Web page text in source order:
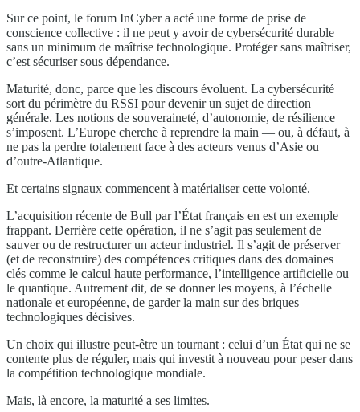
Sur ce point, le forum InCyber a acté une forme de prise de
conscience collective : il ne peut y avoir de cybersécurité durable
sans un minimum de maîtrise technologique. Protéger sans maîtriser,
c’est sécuriser sous dépendance.
Maturité, donc, parce que les discours évoluent. La cybersécurité
sort du périmètre du RSSI pour devenir un sujet de direction
générale. Les notions de souveraineté, d’autonomie, de résilience
s’imposent. L’Europe cherche à reprendre la main — ou, à défaut, à
ne pas la perdre totalement face à des acteurs venus d’Asie ou
d’outre-Atlantique.
Et certains signaux commencent à matérialiser cette volonté.
L’acquisition récente de Bull par l’État français en est un exemple
frappant. Derrière cette opération, il ne s’agit pas seulement de
sauver ou de restructurer un acteur industriel. Il s’agit de préserver
(et de reconstruire) des compétences critiques dans des domaines
clés comme le calcul haute performance, l’intelligence artificielle ou
le quantique. Autrement dit, de se donner les moyens, à l’échelle
nationale et européenne, de garder la main sur des briques
technologiques décisives.
Un choix qui illustre peut-être un tournant : celui d’un État qui ne se
contente plus de réguler, mais qui investit à nouveau pour peser dans
la compétition technologique mondiale.
Mais, là encore, la maturité a ses limites.